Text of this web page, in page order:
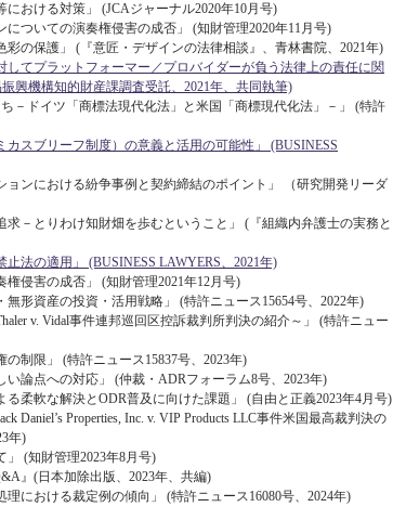
おける対策」 (JCAジャーナル2020年10月号)
ついての演奏権侵害の成否」 (知財管理2020年11月号)
の保護」 (『意匠・デザインの法律相談』、青林書院、2021年)
してプラットフォーマー／プロバイダーが負う法律上の責任に関
興機構知的財産課調査受託、2021年、共同執筆)
－ドイツ「商標法現代化法」と米国「商標現代化法」－」 (特許
カスブリーフ制度）の意義と活用の可能性」 (BUSINESS
ンにおける紛争事例と契約締結のポイント」 （研究開発リーダ
－とりわけ知財畑を歩むということ」 (『組織内弁護士の実務と
止法の適用」 (BUSINESS LAWYERS、2021年)
侵害の成否」 (知財管理2021年12月号)
形資産の投資・活用戦略」 (特許ニュース15654号、2022年)
v. Vidal事件連邦巡回区控訴裁判所判決の紹介～」 (特許ニュー
制限」 (特許ニュース15837号、2023年)
論点への対応」 (仲裁・ADRフォーラム8号、2023年)
柔軟な解決とODR普及に向けた課題」 (自由と正義2023年4月号)
Daniel’s Properties, Inc. v. VIP Products LLC事件米国最高裁判決の
年)
(知財管理2023年8月号)
』(日本加除出版、2023年、共編)
における裁定例の傾向」 (特許ニュース16080号、2024年)